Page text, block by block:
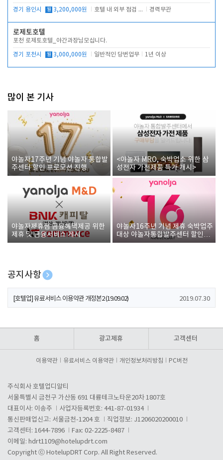
경기 용인시 월 3,200,000원 호텔 내 외부 점검 및 프런트 운영 경력무관
로제토호텔
포천 로제토호텔_야간과장님모십니다.
경기 포천시 월 3,000,000원 일반적인 당번업무 1년 이상
많이 본 기사
야놀자17주년 기념 야놀자 통합발
주센터 할인 프로모션 진행
<야놀자 MRO, 숙박업소 위한 삼
성전자 가전제품 특가 개시>
야놀자제휴점 금융혜택제공 위한
제휴 및 금융서비스 게시
야놀자16주년 기념 제휴 숙박업주
대상 야놀자통합발주센터 할인쿠
폰 증정
공지사항
[호텔업] 개인정보 처리방침 개정본1 (19.09.02)
[호텔업] 유료서비스 이용약관 개정본2 (19.09.02) 2019.07.30
홈 광고제휴 고객센터
이용약관 유료서비스 이용약관 개인정보처리방침 PC버전
주식회사 호텔업디알티
서울특별시 금천구 가산동 691 대륭테크노타운20차 1807호
대표이사: 이송주
사업자등록번호: 441-87-01934
통신판매업신고: 서울금천-1204 호
직업정보: J1206020200010
고객센터: 1644-7896
Fax: 02-2225-8487
이메일: hdrt1109@hotelupdrt.com
Copyright ⓒ HotelupDRT Corp. All Right Reserved.